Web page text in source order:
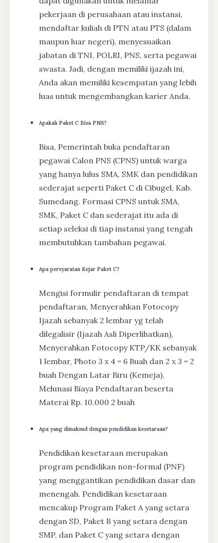
pekerjaan di perusahaan atau instansi,
mendaftar kuliah di PTN atau PTS (dalam
maupun luar negeri), menyesuaikan
jabatan di TNI, POLRI, PNS, serta pegawai
swasta. Jadi, dengan memiliki ijazah ini,
Anda akan memiliki kesempatan yang lebih
luas untuk mengembangkan karier Anda.
Apakah Paket C Bisa PNS?
Bisa, Pemerintah buka pendaftaran
pegawai Calon PNS (CPNS) untuk warga
yang hanya lulus SMA, SMK dan pendidikan
sederajat seperti Paket C di Cibugel, Kab.
Sumedang. Formasi CPNS untuk SMA,
SMK, Paket C dan sederajat itu ada di
setiap seleksi di tiap instansi yang tengah
membutuhkan tambahan pegawai.
Apa persyaratan Kejar Paket C?
Mengisi formulir pendaftaran di tempat
pendaftaran, Menyerahkan Fotocopy
Ijazah sebanyak 2 lembar yg telah
dilegalisir (Ijazah Asli Diperlihatkan),
Menyerahkan Fotocopy KTP/KK sebanyak
1 lembar, Photo 3 x 4 = 6 Buah dan 2 x 3 = 2
buah Dengan Latar Biru (Kemeja),
Melunasi Biaya Pendaftaran beserta
Materai Rp. 10.000 2 buah
Apa yang dimaksud dengan pendidikan kesetaraan?
Pendidikan kesetaraan merupakan
program pendidikan non-formal (PNF)
yang menggantikan pendidikan dasar dan
menengah. Pendidikan kesetaraan
mencakup Program Paket A yang setara
dengan SD, Paket B yang setara dengan
SMP, dan Paket C yang setara dengan